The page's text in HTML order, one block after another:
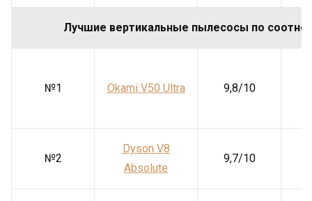
Лучшие вертикальные пылесосы по
№1 Okami V50 Ultra
9,8/10
№2
Dyson V8
Absolute
9,7/10